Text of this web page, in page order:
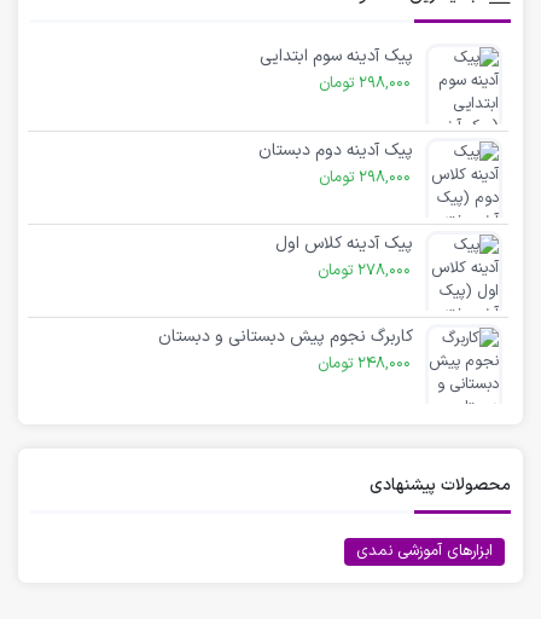
پیک آدینه سوم ابتدایی
298,000 تومان
پیک آدینه دوم دبستان
298,000 تومان
پیک آدینه کلاس اول
278,000 تومان
کاربرگ نجوم پیش دبستانی و دبستان
248,000 تومان
محصولات پیشنهادی
ابزارهای آموزشی نمدی